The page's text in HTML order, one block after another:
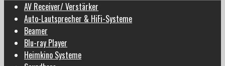
AV Receiver/ Verstärker
Auto-Lautsprecher & HiFi-Systeme
Beamer
Blu-ray Player
Heimkino Systeme